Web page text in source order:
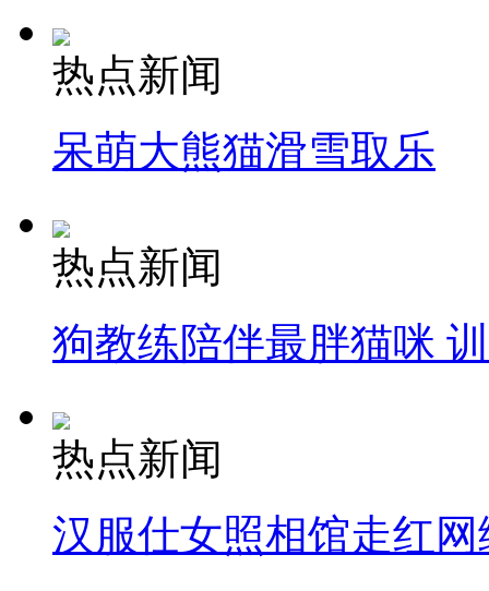
热点新闻
呆萌大熊猫滑雪取乐
热点新闻
狗教练陪伴最胖猫咪
热点新闻
汉服仕女照相馆走红网